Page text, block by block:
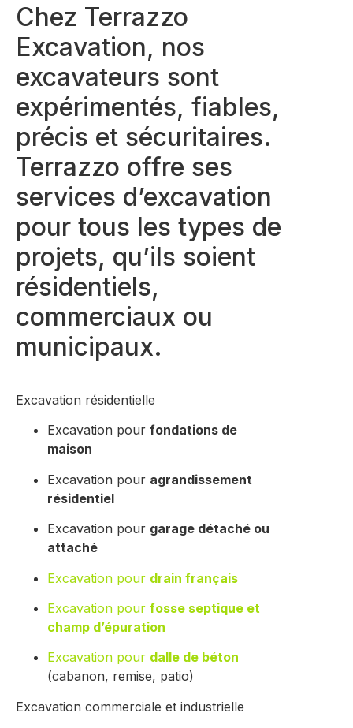
Chez Terrazzo
Excavation, nos
excavateurs sont
expérimentés, fiables,
précis et sécuritaires.
Terrazzo offre ses
services d’excavation
pour tous les types de
projets, qu’ils soient
résidentiels,
commerciaux ou
municipaux.
Excavation résidentielle
Excavation pour fondations de
maison
Excavation pour agrandissement
résidentiel
Excavation pour garage détaché ou
attaché
Excavation pour drain français
Excavation pour fosse septique et
champ d’épuration
Excavation pour dalle de béton
(cabanon, remise, patio)
Excavation commerciale et industrielle